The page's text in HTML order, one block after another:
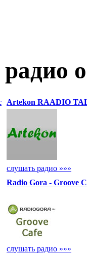
Artekon RAADIO
слушать радио »»»
Radio Gora - Groove
слушать радио »»»